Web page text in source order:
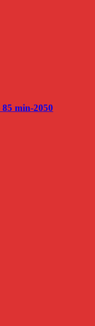
min-2050